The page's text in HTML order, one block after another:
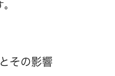
その影響